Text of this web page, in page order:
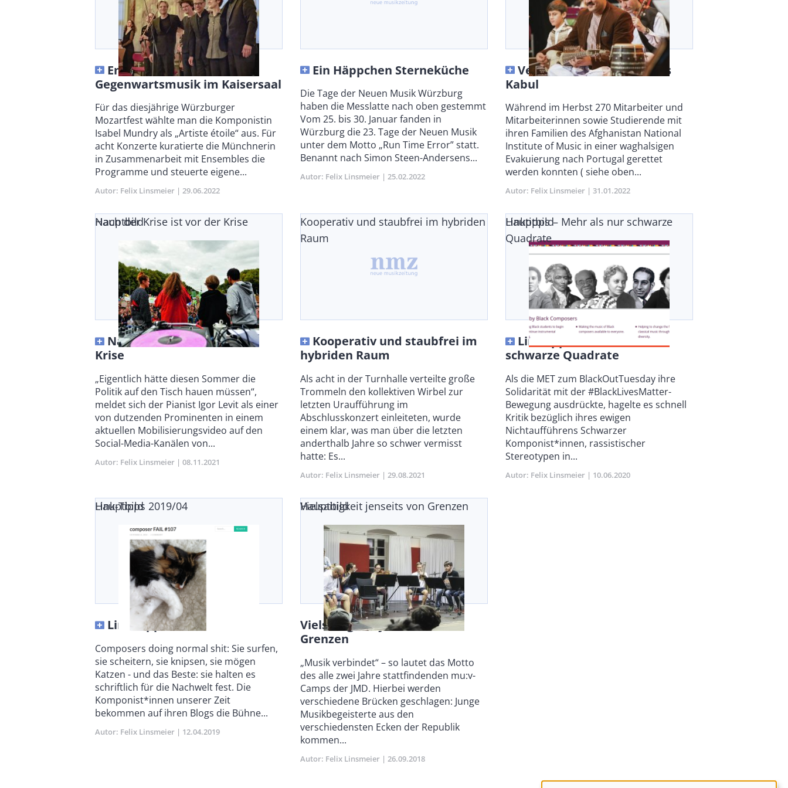
Ensembles der
Gegenwartsmusik im Kaisersaal
Body
Für das diesjährige Würzburger
Mozartfest wählte man die Komponis­tin
Isabel Mundry als „Artiste étoile“ aus. Für
acht Konzerte kuratierte die Münchnerin
in Zusammenarbeit mit Ensembles die
Programme und steuerte eigene...
Autor Felix Linsmeier Publikationsdatum
29.06.2022
Ein Häppchen Sterneküche
Body
Die Tage der Neuen Musik Würzburg
haben die Messlatte nach oben gestemmt
Vom 25. bis 30. Januar fanden in
Würzburg die 23. Tage der Neuen Musik
unter dem Motto „Run Time Error” statt.
Benannt nach Simon Steen-Andersens...
Autor Felix Linsmeier Publikationsdatum
25.02.2022
Verzweifelte Stimmen aus
Kabul
Body
Während im Herbst 270 Mitarbeiter und
Mitarbeiterinnen sowie Studierende mit
ihren Familien des Afghanistan National
Institute of Music in einer waghalsigen
Evakuierung nach Portugal gerettet
werden konnten ( siehe oben...
Autor Felix Linsmeier Publikationsdatum
31.01.2022
Nach der Krise ist vor der Krise
Hauptbild
Nach der Krise ist vor der
Krise
Body
„Eigentlich hätte diesen Sommer die
Politik auf den Tisch hauen müssen“,
meldet sich der Pianist Igor Levit als einer
von dutzenden Prominenten in einem
aktuellen Mobilisierungsvideo auf den
Social-Media-Kanälen von...
Autor Felix Linsmeier Publikationsdatum
08.11.2021
Kooperativ und staubfrei im hybriden
Raum
Kooperativ und staubfrei im
hybriden Raum
Body
Als acht in der Turnhalle verteilte große
Trommeln den kollektiven Wirbel zur
letzten Uraufführung im
Abschlusskonzert einleiteten, wurde
einem klar, was man über die letzten
anderthalb Jahre so schwer vermisst
hatte: Es...
Autor Felix Linsmeier Publikationsdatum
29.08.2021
Linktipps – Mehr als nur schwarze
Quadrate
Hauptbild
Linktipps – Mehr als nur
schwarze Quadrate
Body
Als die MET zum BlackOutTuesday ihre
Solidarität mit der #BlackLivesMatter-
Bewegung ausdrückte, hagelte es schnell
Kritik bezüglich ihres ewigen
Nichtaufführens Schwarzer
Komponist*innen, rassistischer
Stereotypen in...
Autor Felix Linsmeier Publikationsdatum
10.06.2020
Link-Tipps 2019/04
Hauptbild
Link-Tipps 2019/04
Body
Composers doing normal shit: Sie surfen,
sie scheitern, sie knipsen, sie mögen
Katzen - und das Beste: sie halten es
schriftlich für die Nachwelt fest. Die
Komponist*innen unserer Zeit
bekommen auf ihren Blogs die Bühne...
Autor Felix Linsmeier Publikationsdatum
12.04.2019
Vielsaitigkeit jenseits von Grenzen
Hauptbild
Vielsaitigkeit jenseits von
Grenzen
Body
„Musik verbindet“ – so lautet das Motto
des alle zwei Jahre stattfindenden mu:v-
Camps der JMD. Hierbei werden
verschiedene Brücken geschlagen: Junge
Musikbegeisterte aus den
verschiedensten Ecken der Republik
kommen...
Autor Felix Linsmeier Publikationsdatum
26.09.2018